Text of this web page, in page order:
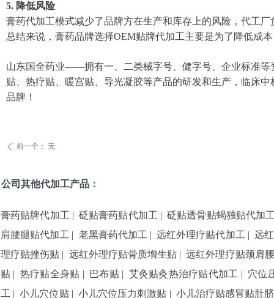
5. 降低风险
膏药代加工模式减少了品牌方在生产和库存上的风险，代工
总结来说，膏药品牌选择OEM贴牌代加工主要是为了降低成
山东国全药业——拥有一、二类械字号、健字号、企业标准等
贴、热疗贴、暖宫贴、导光凝胶等产品的研发和生产，临床
品牌！
ꄴ 前一个： 无
公司其他代加工产品：
膏药贴牌代加工 |砭贴膏药贴代加工 |砭贴透骨贴蝎独贴代加
肩腰腿贴代加工 | 老黑膏药代加工 |远红外理疗贴代加工 | 远
理疗贴挫伤贴 | 远红外理疗贴骨质增生贴 |远红外理疗贴颈肩
贴 | 热疗贴全身贴 | 巴布贴| 艾灸贴灸热治疗贴代加工 | 穴位
工 |小儿穴位贴| 小儿穴位压力刺激贴 | 小儿治疗贴感冒贴肚